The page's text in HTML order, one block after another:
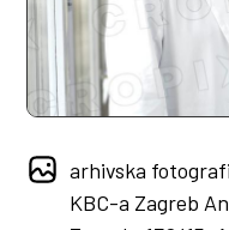
arhivska
KBC-a Zagreb